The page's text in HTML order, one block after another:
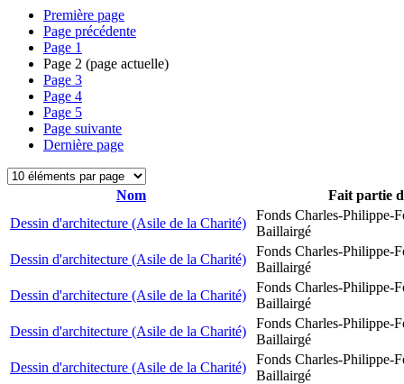
Première page
Page précédente
Page 1
Page 2 (page actuelle)
Page 3
Page 4
Page 5
Page suivante
Dernière page
Nom
Fait partie
Dessin d'architecture (Asile de la Charité)
Fonds Charles-Philippe-
Baillairgé
Dessin d'architecture (Asile de la Charité)
Fonds Charles-Philippe-
Baillairgé
Dessin d'architecture (Asile de la Charité)
Fonds Charles-Philippe-
Baillairgé
Dessin d'architecture (Asile de la Charité)
Fonds Charles-Philippe-
Baillairgé
Dessin d'architecture (Asile de la Charité)
Fonds Charles-Philippe-
Baillairgé